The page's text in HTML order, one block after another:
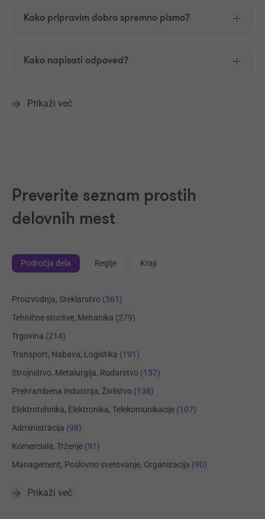
Kako pripravim dobro spremno pismo?
Kako napisati odpoved?
Prikaži več
Preverite seznam prostih
delovnih mest
Področja dela Regije Kraji
Proizvodnja, Steklarstvo (361)
Tehnične storitve, Mehanika (279)
Trgovina (214)
Transport, Nabava, Logistika (191)
Strojništvo, Metalurgija, Rudarstvo (157)
Prehrambena industrija, Živilstvo (138)
Elektrotehnika, Elektronika, Telekomunikacije (107)
Administracija (98)
Komerciala, Trženje (91)
Management, Poslovno svetovanje, Organizacija (90)
Prikaži več